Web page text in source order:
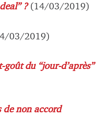
?(14/03/2019)
03/2019)
du “jour-d’après”
de non accord